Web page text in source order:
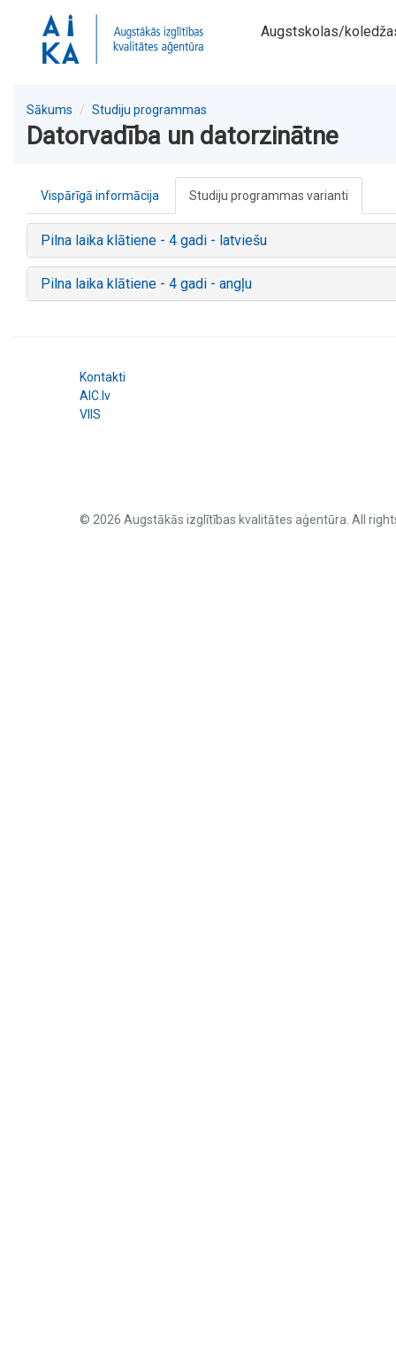
Augstskolas/
Sākums Studiju programmas
Datorvadība un datorzinātne
Vispārīgā informācija Studiju programmas varianti
Pilna laika klātiene - 4 gadi - latviešu
Pilna laika klātiene - 4 gadi - angļu
Kontakti
AIC.lv
VIIS
© 2026 Augstākās izglītības kvalitātes aģentūra. All